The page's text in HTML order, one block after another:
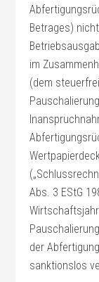
Betrages)
im
(dem
Abs. 3 EStG
der
sanktionslos